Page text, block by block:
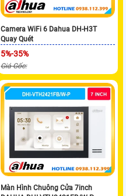
Camera WiFi 6 Dahua DH-H3T
Quay Quét
5%-35%
Giá Gốc:
Màn Hình Chuông Cửa 7inch